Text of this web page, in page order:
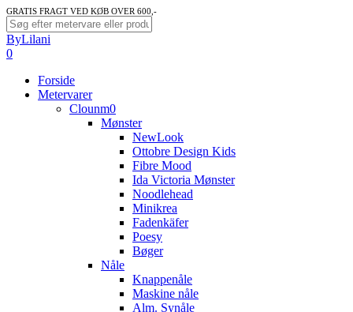
Skip
to
main
content
GRATIS FRAGT VED KØB OVER 600,-
Close
Search
ByLilani
search
account
0
Forside
Metervarer
Clounm0
Mønster
NewLook
Ottobre Design Kids
Fibre Mood
Ida Victoria Mønster
Noodlehead
Minikrea
Fadenkäfer
Poesy
Bøger
Nåle
Knappenåle
Maskine nåle
Alm. Synåle